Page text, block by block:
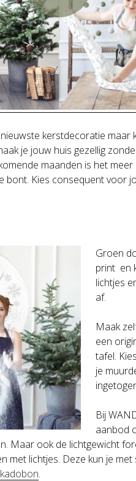
kerstdecoratie maar
je jouw huis gezellig
maanden is het
bont. Kies consequent voor
Groen
print en
lichtjes
af.
Maak
een
tafel.
je
Bij
aanbod
Maar ook de lichtgewicht
met lichtjes. Deze kun je
kadobon.